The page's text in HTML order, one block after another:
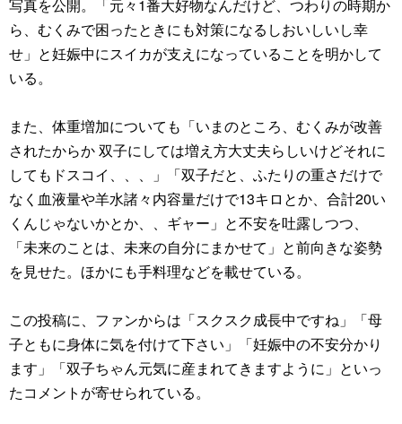
写真を公開。「元々1番大好物なんだけど、つわりの時期か
ら、むくみで困ったときにも対策になるしおいしいし幸
せ」と妊娠中にスイカが支えになっていることを明かして
いる。
また、体重増加についても「いまのところ、むくみが改善
されたからか 双子にしては増え方大丈夫らしいけどそれに
してもドスコイ、、、」「双子だと、ふたりの重さだけで
なく血液量や羊水諸々内容量だけで13キロとか、合計20い
くんじゃないかとか、、ギャー」と不安を吐露しつつ、
「未来のことは、未来の自分にまかせて」と前向きな姿勢
を見せた。ほかにも手料理などを載せている。
この投稿に、ファンからは「スクスク成長中ですね」「母
子ともに身体に気を付けて下さい」「妊娠中の不安分かり
ます」「双子ちゃん元気に産まれてきますように」といっ
たコメントが寄せられている。